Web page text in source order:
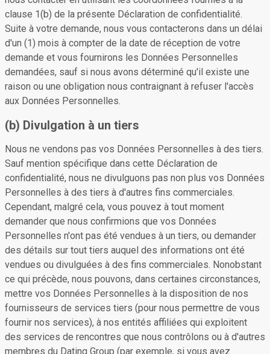
clause 1(b) de la présente Déclaration de confidentialité.
Suite à votre demande, nous vous contacterons dans un délai
d'un (1) mois à compter de la date de réception de votre
demande et vous fournirons les Données Personnelles
demandées, sauf si nous avons déterminé qu'il existe une
raison ou une obligation nous contraignant à refuser l'accès
aux Données Personnelles.
(b) Divulgation à un tiers
Nous ne vendons pas vos Données Personnelles à des tiers.
Sauf mention spécifique dans cette Déclaration de
confidentialité, nous ne divulguons pas non plus vos Données
Personnelles à des tiers à d'autres fins commerciales.
Cependant, malgré cela, vous pouvez à tout moment
demander que nous confirmions que vos Données
Personnelles n'ont pas été vendues à un tiers, ou demander
des détails sur tout tiers auquel des informations ont été
vendues ou divulguées à des fins commerciales. Nonobstant
ce qui précède, nous pouvons, dans certaines circonstances,
mettre vos Données Personnelles à la disposition de nos
fournisseurs de services tiers (pour nous permettre de vous
fournir nos services), à nos entités affiliées qui exploitent
des services de rencontres que nous contrôlons ou à d'autres
membres du Dating Group (par exemple, si vous avez